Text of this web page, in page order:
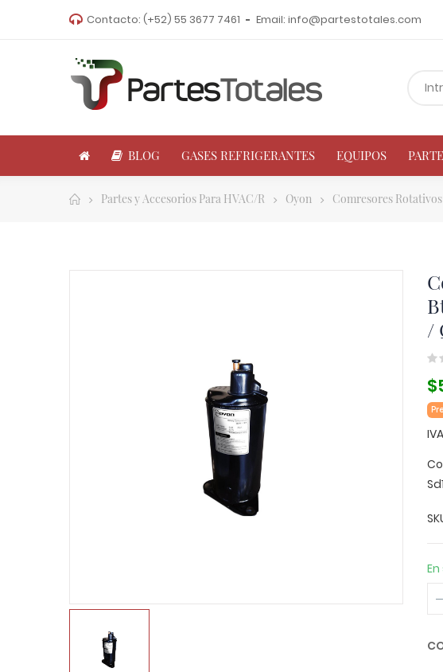
Contacto: (+52) 55 3677 7461 Email: info@partestotales.com
BLOG GASES REFRIGERANTES EQUIPOS
Partes y Accesorios Para HVAC/R Oyon Comresores
/